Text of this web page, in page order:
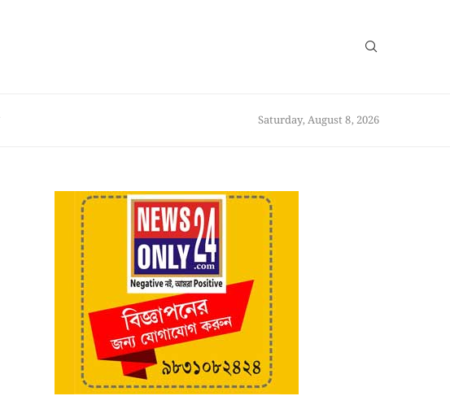
Saturday, August 8, 2026